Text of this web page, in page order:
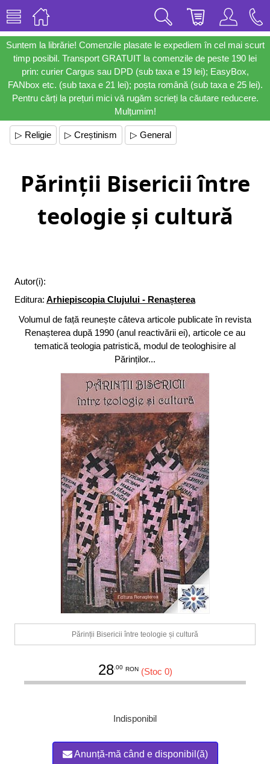
Suntem la librărie! Comenzile plasate le expediem în cel mai scurt
timp posibil. Transport GRATUIT la comenzile de peste 190 lei
prin: curier Cargus sau DPD (sub taxa e 19 lei); EasyBox,
FANbox etc. (sub taxa e 21 lei); poșta română (sub taxa e 25 lei).
Pentru cărți la prețuri mici vă rugăm scrieți la căutare reducere.
Mulțumim!
▷ Religie ▷ Creștinism ▷ General
Părinții Bisericii între
teologie și cultură
Autor(i):
Editura: Arhiepiscopia Clujului - Renașterea
Volumul de față reunește câteva articole publicate în revista
Renașterea după 1990 (anul reactivării ei), articole ce au
tematică teologia patristică, modul de teologhisire al
Părinților...
Părinții Bisericii între teologie și cultură
28.00 RON (Stoc 0)
Indisponibil
Anunță-mă când e disponibil(ă)